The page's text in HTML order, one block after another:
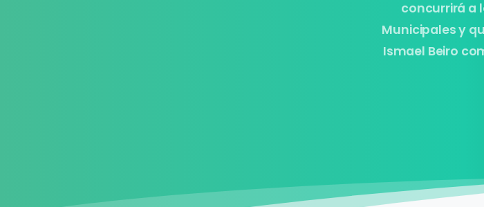
concurrirá a
Municipales y
Ismael Beiro